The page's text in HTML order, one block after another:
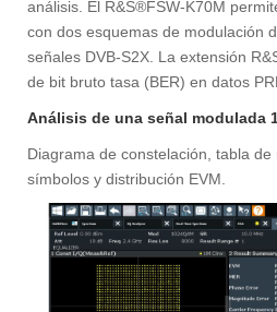
análisis. El R&S®FSW-K70M
con dos esquemas de modulación
señales DVB-S2X. La extensión
de bit bruto tasa (BER) en datos
Análisis de una señal modulada
Diagrama de constelación, tabla
símbolos y distribución EVM.